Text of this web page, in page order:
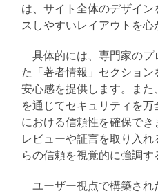
は、サイト全体のデザイ
スしやすいレイアウトを心
具体的には、専門家のプ
た「著者情報」セクショ
安心感を提供します。また
を通じてセキュリティを万
における信頼性を確保で
レビューや証言を取り入
らの信頼を視覚的に強調す
ユーザー視点で構築され